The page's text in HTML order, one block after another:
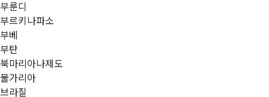
부룬디
부르키나파소
부베
부탄
북마리아나제도
불가리아
브라질